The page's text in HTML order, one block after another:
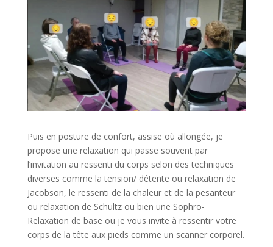
Puis en posture de confort, assise où allongée, je
propose une relaxation qui passe souvent par
l’invitation au ressenti du corps selon des techniques
diverses comme la tension/ détente ou relaxation de
Jacobson, le ressenti de la chaleur et de la pesanteur
ou relaxation de Schultz ou bien une Sophro-
Relaxation de base ou je vous invite à ressentir votre
corps de la tête aux pieds comme un scanner corporel.